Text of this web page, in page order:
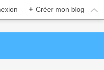
+ Créer mon blog